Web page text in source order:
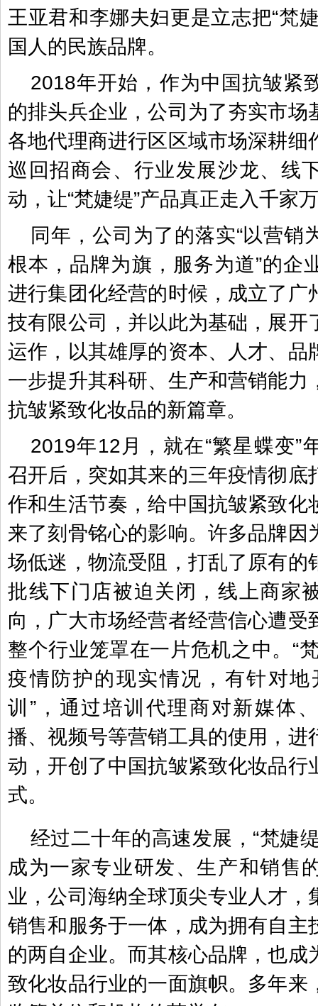
王亚君和李娜夫妇更是立志把“梵
国人的民族品牌。
2018年开始，作为中国抗皱紧
的排头兵企业，公司为了夯实市场
各地代理商进行区区域市场深耕细
巡回招商会、行业发展沙龙、线
动，让“梵婕缇”产品真正走入千家
同年，公司为了的落实“以营销
根本，品牌为旗，服务为道”的企
进行集团化经营的时候，成立了广
技有限公司，并以此为基础，展开
运作，以其雄厚的资本、人才、品
一步提升其科研、生产和营销能力
抗皱紧致化妆品的新篇章。
2019年12月，就在“繁星蝶变”
召开后，突如其来的三年疫情彻底
作和生活节奏，给中国抗皱紧致化
来了刻骨铭心的影响。许多品牌因
场低迷，物流受阻，打乱了原有的
批线下门店被迫关闭，线上商家
向，广大市场经营者经营信心遭受
整个行业笼罩在一片危机之中。“
疫情防护的现实情况，有针对地
训”，通过培训代理商对新媒体
播、视频号等营销工具的使用，进
动，开创了中国抗皱紧致化妆品行
式。
经过二十年的高速发展，“梵婕
成为一家专业研发、生产和销售
业，公司海纳全球顶尖专业人才，
销售和服务于一体，成为拥有自主
的两自企业。而其核心品牌，也成
致化妆品行业的一面旗帜。多年来